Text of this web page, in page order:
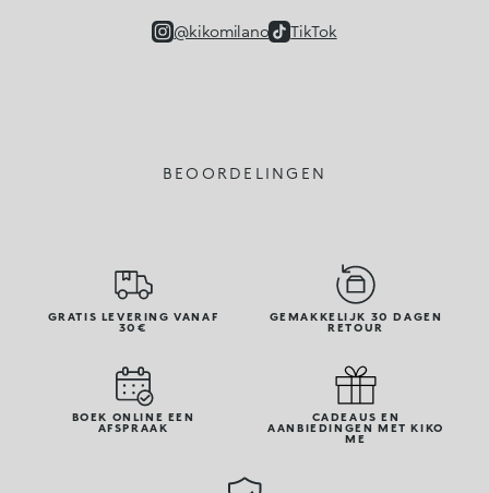
@kikomilano TikTok
BEOORDELINGEN
GRATIS LEVERING VANAF
30€
GEMAKKELIJK 30 DAGEN
RETOUR
BOEK ONLINE EEN
AFSPRAAK
CADEAUS EN
AANBIEDINGEN MET KIKO
ME